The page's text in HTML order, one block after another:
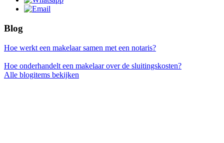
Blog
Hoe werkt een makelaar samen met een notaris?
Hoe onderhandelt een makelaar over de sluitingskosten?
Alle blogitems bekijken